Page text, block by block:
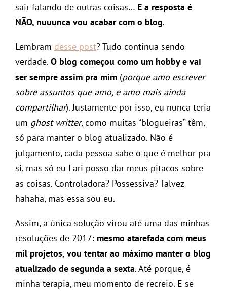
sair falando de outras coisas… E a resposta é
NÃO, nuuunca vou acabar com o blog.
Lembram desse post? Tudo continua sendo
verdade. O blog começou como um hobby e vai
ser sempre assim pra mim (porque amo escrever
sobre assuntos que amo, e amo mais ainda
compartilhar). Justamente por isso, eu nunca teria
um ghost writter, como muitas “blogueiras” têm,
só para manter o blog atualizado. Não é
julgamento, cada pessoa sabe o que é melhor pra
si, mas só eu Lari posso dar meus pitacos sobre
as coisas. Controladora? Possessiva? Talvez
hahaha, mas essa sou eu.
Assim, a única solução virou até uma das minhas
resoluções de 2017: mesmo atarefada com meus
mil projetos, vou tentar ao máximo manter o blog
atualizado de segunda a sexta. Até porque, é
minha terapia, meu momento de recreio. E se